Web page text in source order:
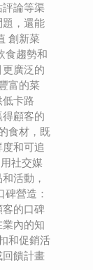
論等渠
，還能
創新菜
食趨勢和
廣泛的
富的菜
卡路
顧客的
食材，既
和可追
社交媒
活動，
營造：
的口碑
內的知
和促銷活
饋計畫